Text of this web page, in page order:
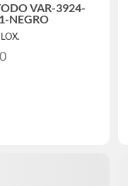
VAR-3924-
NEGRO